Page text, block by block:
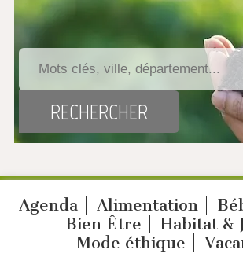
Agenda Alimentation
Bien Être
Habitat &
Mode éthique